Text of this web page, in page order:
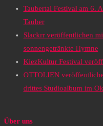
Taubertal Festival am 6.
Tauber
Slackrr veröffentlichen
sonnengetränkte Hymne
KiezKultur Festival
OTTOLIEN
drittes Studioalbum im
Über uns